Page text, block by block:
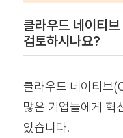
클라우드 네이티
검토하시나요?
클라우드 네이티브
많은 기업들에게 혁
있습니다.